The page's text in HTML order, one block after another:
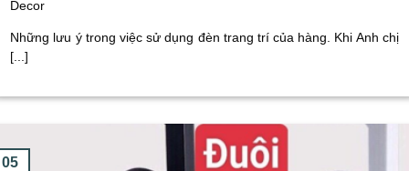
Decor
Những lưu ý trong việc sử dụng đèn trang trí của hàng. Khi Anh chị
[...]
05